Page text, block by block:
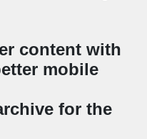
content with
mobile
for the